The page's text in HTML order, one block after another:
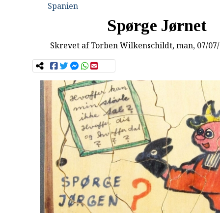
Spanien
Spørge Jørnet
Skrevet afTorben Wilkenschildt, man, 07/